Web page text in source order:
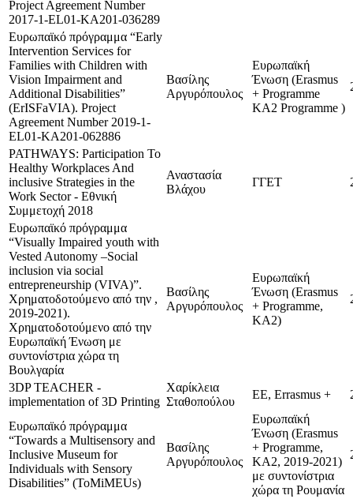
Project Agreement Number
2017-1-EL01-KA201-036289
Ευρωπαϊκό πρόγραμμα “Early
Intervention Services for
Families with Children with
Vision Impairment and
Additional Disabilities”
(ErISFaVIA). Project
Agreement Number 2019-1-
EL01-KA201-062886
Βασίλης
Αργυρόπουλος
Ευρωπαϊκή
Ένωση (Erasmus
+ Programme
KA2 Programme )
PATHWAYS: Participation To
Healthy Workplaces And
inclusive Strategies in the
Work Sector - Εθνική
Συμμετοχή 2018
Αναστασία
Βλάχου
ΓΓΕΤ
Ευρωπαϊκό πρόγραμμα
“Visually Impaired youth with
Vested Autonomy –Social
inclusion via social
entrepreneurship (VIVA)”.
Χρηματοδοτούμενο από την ,
2019-2021).
Χρηματοδοτούμενο από την
Ευρωπαϊκή Ένωση με
συντονίστρια χώρα τη
Βουλγαρία
Βασίλης
Αργυρόπουλος
Ευρωπαϊκή
Ένωση (Erasmus
+ Programme,
KA2)
3DP TEACHER -
implementation of 3D Printing
Χαρίκλεια
Σταθοπούλου
ΕΕ, Errasmus +
Ευρωπαϊκό πρόγραμμα
“Towards a Multisensory and
Inclusive Museum for
Individuals with Sensory
Disabilities” (ToMiMEUs)
Βασίλης
Αργυρόπουλος
Ευρωπαϊκή
Ένωση (Erasmus
+ Programme,
KA2, 2019-2021)
με συντονίστρια
χώρα τη Ρουμανία